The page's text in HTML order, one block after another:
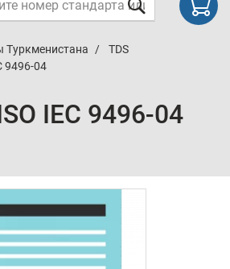
Туркменистана
TDS
9496-04
IEC 9496-04